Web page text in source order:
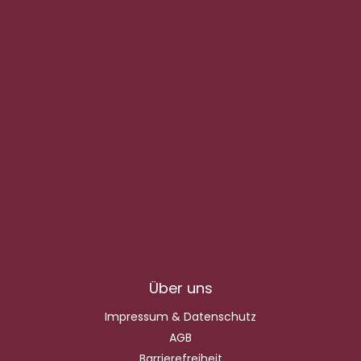
Über uns
Impressum & Datenschutz
AGB